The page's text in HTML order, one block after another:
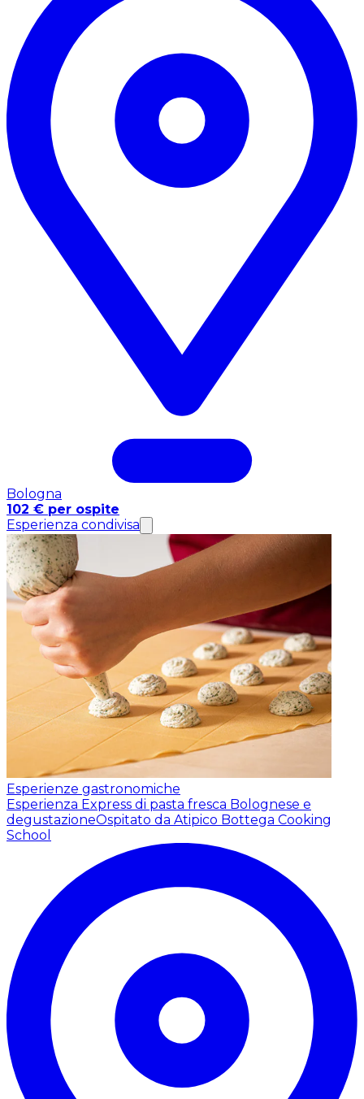
Bologna
102 € per ospite
Esperienza condivisa
Esperienze gastronomiche
Esperienza Express di pasta fresca Bolognese e
degustazioneOspitato da Atipico Bottega Cooking
School